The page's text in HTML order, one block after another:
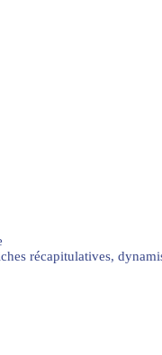
récapitulatives,